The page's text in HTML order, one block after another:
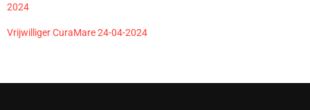
2024
Vrijwilliger CuraMare 24-04-2024